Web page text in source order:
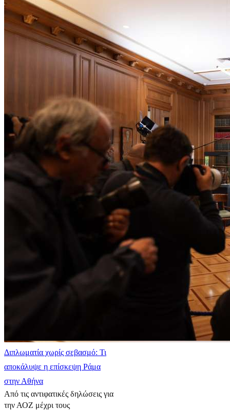
Διπλωματία χωρίς σεβασμό: Τι
αποκάλυψε η επίσκεψη Ράμα
στην Αθήνα
Από τις αντιφατικές δηλώσεις για
την ΑΟΖ μέχρι τους